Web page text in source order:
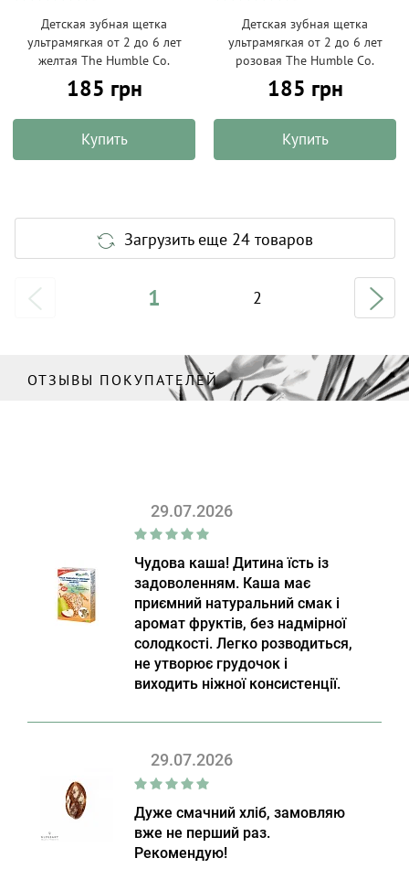
Детская зубная щетка
ультрамягкая от 2 до 6 лет
желтая The Humble Co.
185 грн
Купить
Детская зубная щетка
ультрамягкая от 2 до 6 лет
розовая The Humble Co.
185 грн
Купить
Загрузить еще 24 товаров
1 2
ОТЗЫВЫ ПОКУПАТЕЛЕЙ
29.07.2026
Чудова каша! Дитина їсть із
задоволенням. Каша має
приємний натуральний смак і
аромат фруктів, без надмірної
солодкості. Легко розводиться,
не утворює грудочок і
виходить ніжної консистенції.
29.07.2026
Дуже смачний хліб, замовляю
вже не перший раз.
Рекомендую!